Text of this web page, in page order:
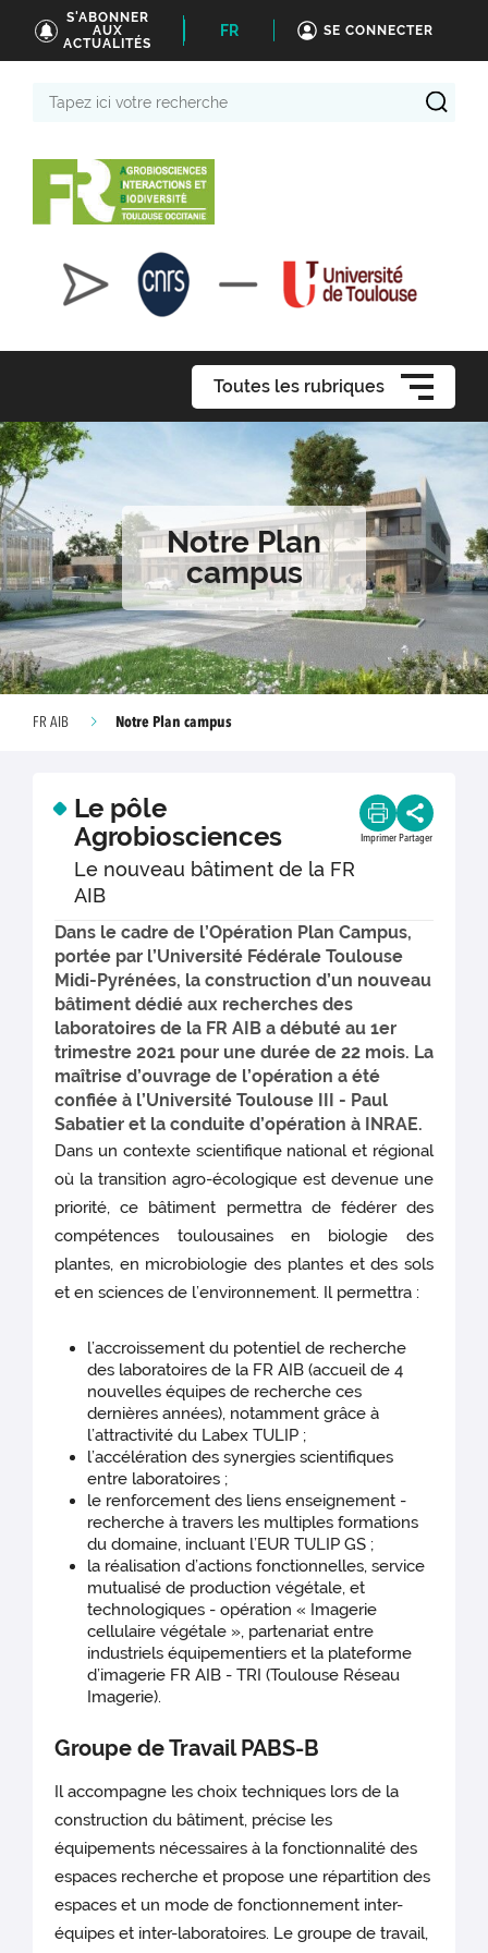
S'ABONNER
AUX
ACTUALITÉS
FR SE CONNECTER
Toutes les rubriques
Notre Plan
campus
FR AIB Notre Plan campus
Le pôle
Agrobiosciences
Le nouveau bâtiment de la FR
AIB
Imprimer Partager
Dans le cadre de l’Opération Plan Campus,
portée par l’Université Fédérale Toulouse
Midi-Pyrénées, la construction d’un nouveau
bâtiment dédié aux recherches des
laboratoires de la FR AIB a débuté au 1er
trimestre 2021 pour une durée de 22 mois. La
maîtrise d’ouvrage de l’opération a été
confiée à l’Université Toulouse III - Paul
Sabatier et la conduite d’opération à INRAE.
Dans un contexte scientifique national et régional
où la transition agro-écologique est devenue une
priorité, ce bâtiment permettra de fédérer des
compétences toulousaines en biologie des
plantes, en microbiologie des plantes et des sols
et en sciences de l’environnement. Il permettra :
l’accroissement du potentiel de recherche
des laboratoires de la FR AIB (accueil de 4
nouvelles équipes de recherche ces
dernières années), notamment grâce à
l’attractivité du Labex TULIP ;
l’accélération des synergies scientifiques
entre laboratoires ;
le renforcement des liens enseignement -
recherche à travers les multiples formations
du domaine, incluant l’EUR TULIP GS ;
la réalisation d’actions fonctionnelles, service
mutualisé de production végétale, et
technologiques - opération « Imagerie
cellulaire végétale », partenariat entre
industriels équipementiers et la plateforme
d’imagerie FR AIB - TRI (Toulouse Réseau
Imagerie).
Groupe de Travail PABS-B
Il accompagne les choix techniques lors de la
construction du bâtiment, précise les
équipements nécessaires à la fonctionnalité des
espaces recherche et propose une répartition des
espaces et un mode de fonctionnement inter-
équipes et inter-laboratoires. Le groupe de travail,